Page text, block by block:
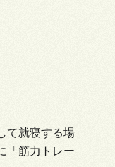
て就寝する場
「筋力トレー